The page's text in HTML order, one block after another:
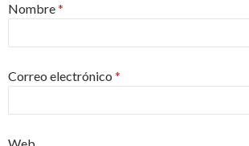
Nombre*
Correo electrónico *